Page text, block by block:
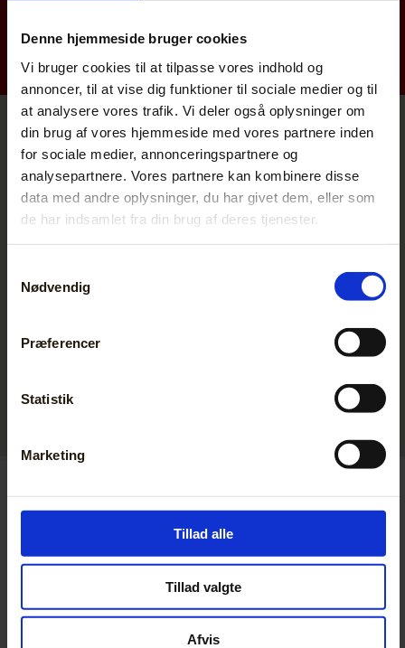
Denne hjemmeside bruger cookies
Vi bruger cookies til at tilpasse vores indhold og
annoncer, til at vise dig funktioner til sociale medier og til
at analysere vores trafik. Vi deler også oplysninger om
din brug af vores hjemmeside med vores partnere inden
for sociale medier, annonceringspartnere og
analysepartnere. Vores partnere kan kombinere disse
data med andre oplysninger, du har givet dem, eller som
de har indsamlet fra din brug af deres tjenester.
Nødvendig
Præferencer
Statistik
Marketing
Tillad alle
Tillad valgte
Afvis
Vores adresse
Lemmingvej 1B